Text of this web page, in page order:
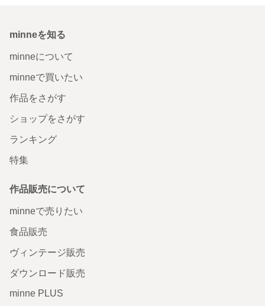
minneを知る
minneについて
minneで買いたい
作品をさがす
ショップをさがす
ランキング
特集
作品販売について
minneで売りたい
食品販売
ヴィンテージ販売
ダウンロード販売
minne PLUS